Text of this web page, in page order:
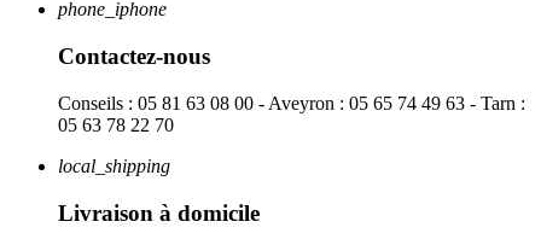
phone_iphone
Contactez-nous
Conseils : 05 81 63 08 00 - Aveyron : 05 65 74 49 63 - Tarn :
05 63 78 22 70
local_shipping
Livraison à domicile